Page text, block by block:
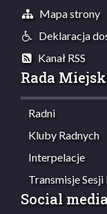
Mapa strony
Deklaracja
Kanał RSS
Rada
Radni
Kluby Radnych
Interpelacje
Transmisje
Social